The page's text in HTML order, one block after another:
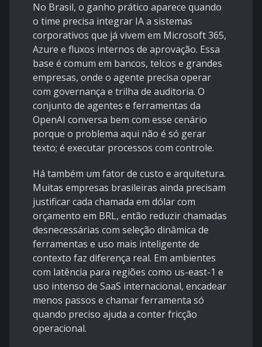
No Brasil, o ganho prático aparece quando
o time precisa integrar IA a sistemas
corporativos que já vivem em Microsoft 365,
Azure e fluxos internos de aprovação. Essa
base é comum em bancos, telcos e grandes
empresas, onde o agente precisa operar
com governança e trilha de auditoria. O
conjunto de agentes e ferramentas da
OpenAI conversa bem com esse cenário
porque o problema aqui não é só gerar
texto; é executar processos com controle.
Há também um fator de custo e arquitetura.
Muitas empresas brasileiras ainda precisam
justificar cada chamada em dólar com
orçamento em BRL, então reduzir chamadas
desnecessárias com seleção dinâmica de
ferramentas e uso mais inteligente de
contexto faz diferença real. Em ambientes
com latência para regiões como us-east-1 e
uso intenso de SaaS internacional, encadear
menos passos e chamar ferramenta só
quando preciso ajuda a conter fricção
operacional.